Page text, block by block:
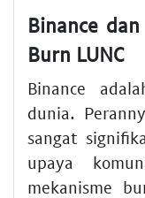
Binance
Burn LUNC
Binance
dunia.
sangat
upaya
mekanisme